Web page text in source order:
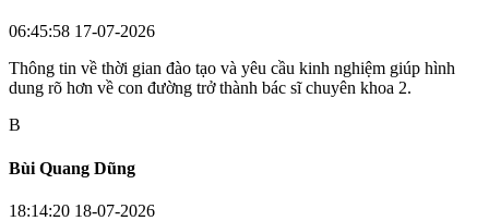
06:45:58 17-07-2026
Thông tin về thời gian đào tạo và yêu cầu kinh nghiệm giúp hình
dung rõ hơn về con đường trở thành bác sĩ chuyên khoa 2.
B
Bùi Quang Dũng
18:14:20 18-07-2026